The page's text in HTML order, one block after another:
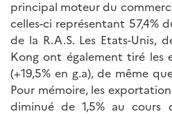
principal moteur du
celles-ci représentant 57,4%
de la R.A.S. Les Etats-Unis,
Kong ont également tiré les
(+19,5% en g.a), de même
Pour mémoire, les
diminué de 1,5% au cours